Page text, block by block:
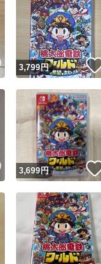
いいね！
3,799円
いいね！
3,699円